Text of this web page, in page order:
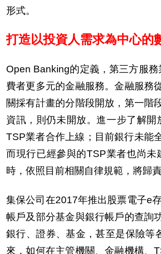
形式。
打造以投資人需求為中心的
Open Banking的定義，第三方服務
費者更多元的金融服務。金融服務
關採有計畫的分階段開放，第一階
資訊，則仍未開放。進一步了解開
TSP業者合作上線；目前銀行未能
而現行已經參與的TSP業者也尚未
時，依照目前相關自律規範，將歸
集保公司在2017年推出股票電子e
帳戶及部分基金與銀行帳戶的查詢
銀行、證券、基金，甚至是保險等
來，如何在主管機關、金融機構、